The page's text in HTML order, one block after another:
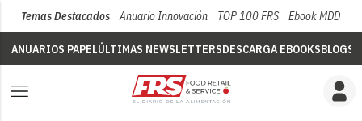
Temas Destacados Anuario Innovación TOP 100 FRS Ebook MDD
ANUARIOS PAPELÚLTIMAS NEWSLETTERSDESCARGA EBOOKSBLOGS